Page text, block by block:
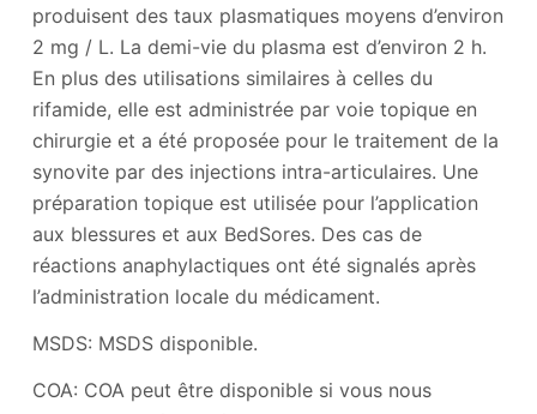
produisent des taux plasmatiques moyens d’environ
2 mg / L. La demi-vie du plasma est d’environ 2 h.
En plus des utilisations similaires à celles du
rifamide, elle est administrée par voie topique en
chirurgie et a été proposée pour le traitement de la
synovite par des injections intra-articulaires. Une
préparation topique est utilisée pour l’application
aux blessures et aux BedSores. Des cas de
réactions anaphylactiques ont été signalés après
l’administration locale du médicament.
MSDS: MSDS disponible.
COA: COA peut être disponible si vous nous